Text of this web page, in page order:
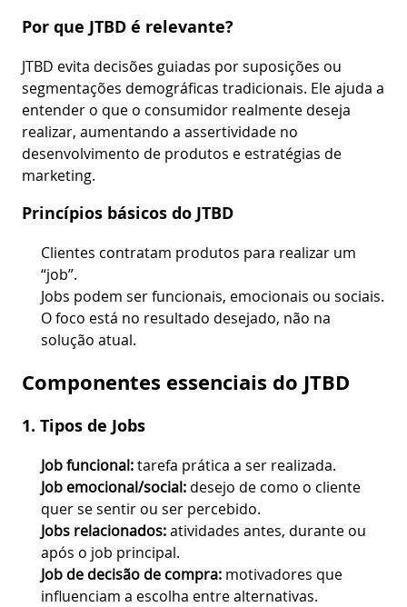
Por que JTBD é relevante?
JTBD evita decisões guiadas por suposições ou
segmentações demográficas tradicionais. Ele ajuda a
entender o que o consumidor realmente deseja
realizar, aumentando a assertividade no
desenvolvimento de produtos e estratégias de
marketing.
Princípios básicos do JTBD
Clientes contratam produtos para realizar um
“job”.
Jobs podem ser funcionais, emocionais ou sociais.
O foco está no resultado desejado, não na
solução atual.
Componentes essenciais do JTBD
1. Tipos de Jobs
Job funcional:tarefa prática a ser realizada.
Job emocional/social:desejo de como o cliente
quer se sentir ou ser percebido.
Jobs relacionados:atividades antes, durante ou
após o job principal.
Job de decisão de compra:motivadores que
influenciam a escolha entre alternativas.